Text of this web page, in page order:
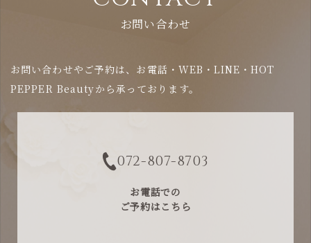
お問い合わせ
お問い合わせやご予約は、お電話・WEB・LINE・HOT
PEPPER Beautyから承っております。
072-807-8703
お電話での
ご予約はこちら